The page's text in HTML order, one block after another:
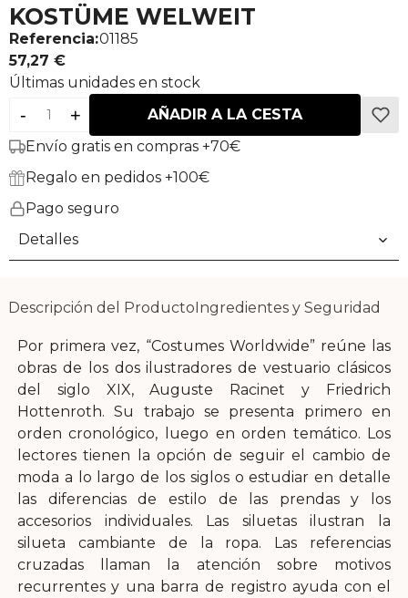
KOSTÜME WELWEIT
Referencia:01185
57,27 €
Últimas unidades en stock
- +
AÑADIR A LA CESTA
Envío gratis en compras +70€
Regalo en pedidos +100€
Pago seguro
Detalles
Descripción del ProductoIngredientes y Seguridad
Por primera vez, “Costumes Worldwide” reúne las
obras de los dos ilustradores de vestuario clásicos
del siglo XIX, Auguste Racinet y Friedrich
Hottenroth. Su trabajo se presenta primero en
orden cronológico, luego en orden temático. Los
lectores tienen la opción de seguir el cambio de
moda a lo largo de los siglos o estudiar en detalle
las diferencias de estilo de las prendas y los
accesorios individuales. Las siluetas ilustran la
silueta cambiante de la ropa. Las referencias
cruzadas llaman la atención sobre motivos
recurrentes y una barra de registro ayuda con el